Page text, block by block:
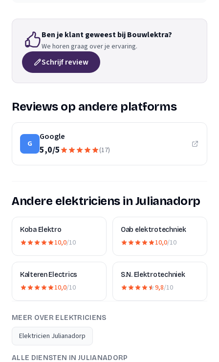
Ben je klant geweest bij Bouwlektra?
We horen graag over je ervaring.
Schrijf review
Reviews op andere platforms
G
Google
5,0/5 (17)
Andere elektriciens in Julianadorp
Koba Elektro
10,0/10
Oab elektrotechniek
10,0/10
Kalteren Electrics
10,0/10
S.N. Elektrotechniek
9,8/10
MEER OVER ELEKTRICIENS
Elektricien Julianadorp
ALLE DIENSTEN IN JULIANADORP